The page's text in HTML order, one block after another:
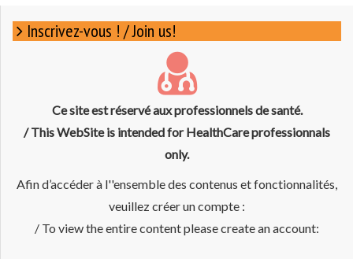
Inscrivez-vous ! / Join us!
Ce site est réservé aux professionnels de santé.
/ This WebSite is intended for HealthCare professionnals
only.
Afin d’accéder à l''ensemble des contenus et fonctionnalités,
veuillez créer un compte :
/ To view the entire content please create an account: